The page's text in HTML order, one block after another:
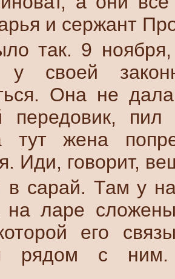
и сержант
так. 9 ноября,
у своей
Она не
передовик,
тут жена
Иди, говорит,
сарай. Там у
на ларе
его
рядом с